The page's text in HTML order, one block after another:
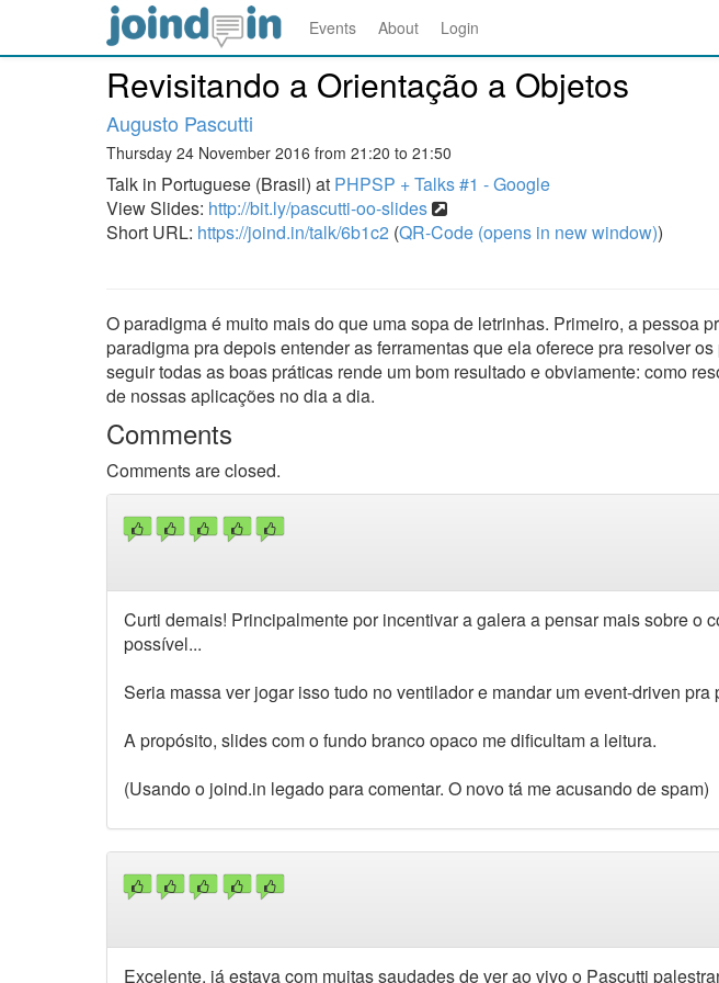
Events About Login
Revisitando a Orientação a Objetos
Augusto Pascutti
Thursday 24 November 2016 from 21:20 to 21:50
Talk in Portuguese (Brasil) at PHPSP + Talks #1 - Google
View Slides: http://bit.ly/pascutti-oo-slides
Short URL: https://joind.in/talk/6b1c2 (QR-Code (opens in new window))
O paradigma é muito mais do que uma sopa de letrinhas. Primeiro, a pessoa
paradigma pra depois entender as ferramentas que ela oferece pra resolver
seguir todas as boas práticas rende um bom resultado e obviamente: como
de nossas aplicações no dia a dia.
Comments
Comments are closed.
Curti demais! Principalmente por incentivar a galera a pensar mais sobre o
possível...
Seria massa ver jogar isso tudo no ventilador e mandar um event-driven
A propósito, slides com o fundo branco opaco me dificultam a leitura.
(Usando o joind.in legado para comentar. O novo tá me acusando de spam)
Excelente, já estava com muitas saudades de ver ao vivo o Pascutti